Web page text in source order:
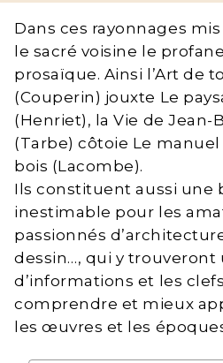
Dans ces rayonnages
le sacré voisine le
prosaïque. Ainsi l’Art de
(Couperin) jouxte Le
(Henriet), la Vie de Jean-
(Tarbe) côtoie Le
bois (Lacombe).
Ils constituent aussi une
inestimable pour les
passionnés
dessin…, qui y trouveront
d’informations et les
comprendre et mieux
les œuvres et les